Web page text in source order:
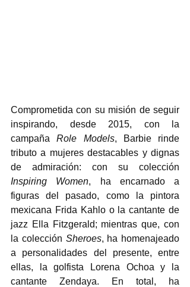
Comprometida con su misión de seguir
inspirando, desde 2015, con la
campaña Role Models, Barbie rinde
tributo a mujeres destacables y dignas
Inspiring Women, ha encarnado a
figuras del pasado, como la pintora
mexicana Frida Kahlo o la cantante de
jazz Ella Fitzgerald; mientras que, con
la colección Sheroes, ha homenajeado
a personalidades del presente, entre
ellas, la golfista Lorena Ochoa y la
cantante Zendaya. En total, ha